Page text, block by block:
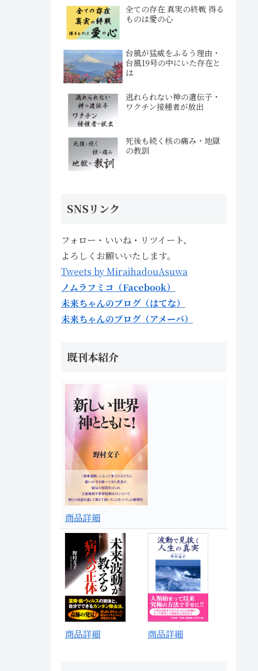
全ての存在 真実の終戦 得る
ものは愛の心
台風が猛威をふるう理由・
台風19号の中にいた存在と
は
逃れられない神の遺伝子・
ワクチン接種者が放出
死後も続く核の痛み・地獄
の教訓
SNSリンク
フォロー・いいね・リツイート、
よろしくお願いいたします。
Tweets by MiraihadouAsuwa
ノムラフミコ（Facebook）
未来ちゃんのブログ（はてな）
未来ちゃんのブログ（アメーバ）
既刊本紹介
商品詳細
商品詳細 商品詳細